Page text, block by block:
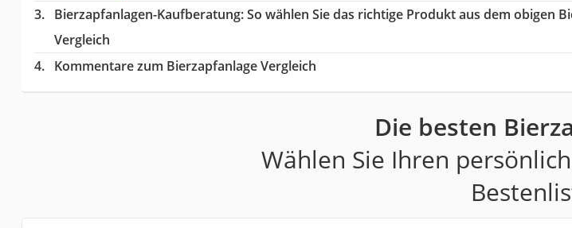
Bierzapfanlagen-Kaufberatung: So wählen Sie das richtige Produkt aus dem obigen
Vergleich
Kommentare zum Bierzapfanlage Vergleich
Die besten
Wählen Sie Ihren